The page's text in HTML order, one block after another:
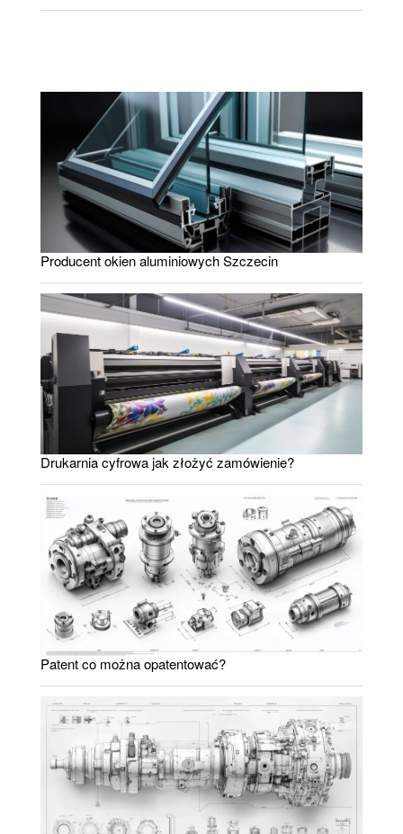
Producent okien aluminiowych Szczecin
Drukarnia cyfrowa jak złożyć zamówienie?
Patent co można opatentować?